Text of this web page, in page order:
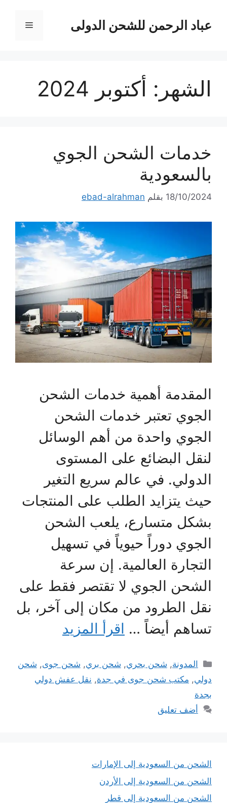
المحتوىعباد الرحمن للشحن الدولى القائمة
الشهر: أكتوبر 2024
خدمات الشحن الجوي
بالسعودية
18/10/2024 بقلم ebad-alrahman
المقدمة أهمية خدمات الشحن
الجوي تعتبر خدمات الشحن
الجوي واحدة من أهم الوسائل
لنقل البضائع على المستوى
الدولي. في عالم سريع التغير
حيث يتزايد الطلب على المنتجات
بشكل متسارع، يلعب الشحن
الجوي دوراً حيوياً في تسهيل
التجارة العالمية. إن سرعة
الشحن الجوي لا تقتصر فقط على
نقل الطرود من مكان إلى آخر، بل
تساهم أيضاً … اقرأ المزيد
التصنيفات
المدونة, شحن بحري, شحن بري, شحن جوى, شحن
دولي, مكتب شحن جوى في جدة, نقل عفش دولي
بجدة
أضف تعليق
الشحن من السعودية إلى الإمارات
الشحن من السعودية إلى الأردن
الشحن من السعودية إلى قطر